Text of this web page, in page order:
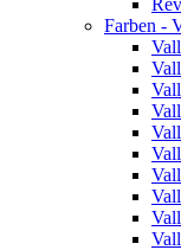
Farben -